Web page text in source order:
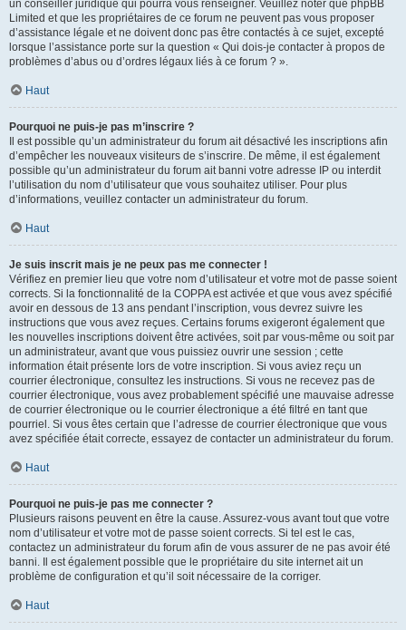
un conseiller juridique qui pourra vous renseigner. Veuillez noter que phpBB
Limited et que les propriétaires de ce forum ne peuvent pas vous proposer
d’assistance légale et ne doivent donc pas être contactés à ce sujet, excepté
lorsque l’assistance porte sur la question « Qui dois-je contacter à propos de
problèmes d’abus ou d’ordres légaux liés à ce forum ? ».
Haut
Pourquoi ne puis-je pas m’inscrire ?
Il est possible qu’un administrateur du forum ait désactivé les inscriptions afin
d’empêcher les nouveaux visiteurs de s’inscrire. De même, il est également
possible qu’un administrateur du forum ait banni votre adresse IP ou interdit
l’utilisation du nom d’utilisateur que vous souhaitez utiliser. Pour plus
d’informations, veuillez contacter un administrateur du forum.
Haut
Je suis inscrit mais je ne peux pas me connecter !
Vérifiez en premier lieu que votre nom d’utilisateur et votre mot de passe soient
corrects. Si la fonctionnalité de la COPPA est activée et que vous avez spécifié
avoir en dessous de 13 ans pendant l’inscription, vous devrez suivre les
instructions que vous avez reçues. Certains forums exigeront également que
les nouvelles inscriptions doivent être activées, soit par vous-même ou soit par
un administrateur, avant que vous puissiez ouvrir une session ; cette
information était présente lors de votre inscription. Si vous aviez reçu un
courrier électronique, consultez les instructions. Si vous ne recevez pas de
courrier électronique, vous avez probablement spécifié une mauvaise adresse
de courrier électronique ou le courrier électronique a été filtré en tant que
pourriel. Si vous êtes certain que l’adresse de courrier électronique que vous
avez spécifiée était correcte, essayez de contacter un administrateur du forum.
Haut
Pourquoi ne puis-je pas me connecter ?
Plusieurs raisons peuvent en être la cause. Assurez-vous avant tout que votre
nom d’utilisateur et votre mot de passe soient corrects. Si tel est le cas,
contactez un administrateur du forum afin de vous assurer de ne pas avoir été
banni. Il est également possible que le propriétaire du site internet ait un
problème de configuration et qu’il soit nécessaire de la corriger.
Haut